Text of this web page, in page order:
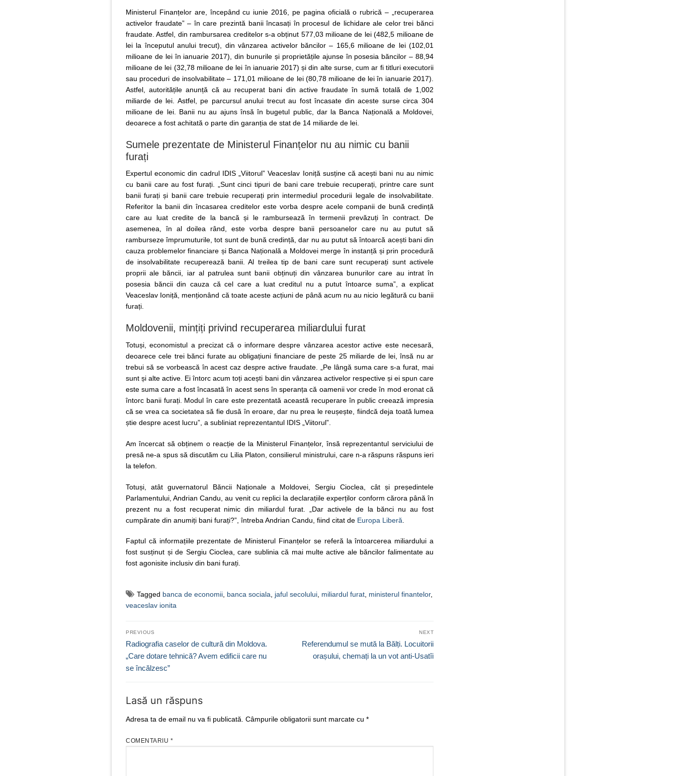
Ministerul Finanțelor are, începând cu iunie 2016, pe pagina oficială o rubrică – „recuperarea
activelor fraudate” – în care prezintă banii încasați în procesul de lichidare ale celor trei bănci
fraudate. Astfel, din rambursarea creditelor s-a obținut 577,03 milioane de lei (482,5 milioane de
lei la începutul anului trecut), din vânzarea activelor băncilor – 165,6 milioane de lei (102,01
milioane de lei în ianuarie 2017), din bunurile și proprietățile ajunse în posesia băncilor – 88,94
milioane de lei (32,78 milioane de lei în ianuarie 2017) și din alte surse, cum ar fi titluri executorii
sau proceduri de insolvabilitate – 171,01 milioane de lei (80,78 milioane de lei în ianuarie 2017).
Astfel, autoritățile anunță că au recuperat bani din active fraudate în sumă totală de 1,002
miliarde de lei. Astfel, pe parcursul anului trecut au fost încasate din aceste surse circa 304
milioane de lei. Banii nu au ajuns însă în bugetul public, dar la Banca Națională a Moldovei,
deoarece a fost achitată o parte din garanția de stat de 14 miliarde de lei.
Sumele prezentate de Ministerul Finanțelor nu au nimic cu banii
furați
Expertul economic din cadrul IDIS „Viitorul” Veaceslav Ioniță susține că acești bani nu au nimic
cu banii care au fost furați. „Sunt cinci tipuri de bani care trebuie recuperați, printre care sunt
banii furați și banii care trebuie recuperați prin intermediul procedurii legale de insolvabilitate.
Referitor la banii din încasarea creditelor este vorba despre acele companii de bună credință
care au luat credite de la bancă și le rambursează în termenii prevăzuți în contract. De
asemenea, în al doilea rând, este vorba despre banii persoanelor care nu au putut să
ramburseze împrumuturile, tot sunt de bună credință, dar nu au putut să întoarcă acești bani din
cauza problemelor financiare și Banca Națională a Moldovei merge în instanță și prin procedură
de insolvabilitate recuperează banii. Al treilea tip de bani care sunt recuperați sunt activele
proprii ale băncii, iar al patrulea sunt banii obținuți din vânzarea bunurilor care au intrat în
posesia băncii din cauza că cel care a luat creditul nu a putut întoarce suma”, a explicat
Veaceslav Ioniță, menționând că toate aceste acțiuni de până acum nu au nicio legătură cu banii
furați.
Moldovenii, mințiți privind recuperarea miliardului furat
Totuși, economistul a precizat că o informare despre vânzarea acestor active este necesară,
deoarece cele trei bănci furate au obligațiuni financiare de peste 25 miliarde de lei, însă nu ar
trebui să se vorbească în acest caz despre active fraudate. „Pe lângă suma care s-a furat, mai
sunt și alte active. Ei întorc acum toți acești bani din vânzarea activelor respective și ei spun care
este suma care a fost încasată în acest sens în speranța că oamenii vor crede în mod eronat că
întorc banii furați. Modul în care este prezentată această recuperare în public creează impresia
că se vrea ca societatea să fie dusă în eroare, dar nu prea le reușește, fiindcă deja toată lumea
știe despre acest lucru”, a subliniat reprezentantul IDIS „Viitorul”.
Am încercat să obținem o reacție de la Ministerul Finanțelor, însă reprezentantul serviciului de
presă ne-a spus să discutăm cu Lilia Platon, consilierul ministrului, care n-a răspuns răspuns ieri
la telefon.
Totuși, atât guvernatorul Băncii Naționale a Moldovei, Sergiu Cioclea, cât și președintele
Parlamentului, Andrian Candu, au venit cu replici la declarațiile experților conform cărora până în
prezent nu a fost recuperat nimic din miliardul furat. „Dar activele de la bănci nu au fost
cumpărate din anumiți bani furați?”, întreba Andrian Candu, fiind citat de Europa Liberă
Faptul că informațiile prezentate de Ministerul Finanțelor se referă la întoarcerea miliardului a
fost susținut și de Sergiu Cioclea, care sublinia că mai multe active ale băncilor falimentate au
fost agonisite inclusiv din bani furați.
Tagged banca de economii banca sociala jaful secolului miliardul furat ministerul finantelor,
veaceslav ionita
Navigare
în
articole
PREVIOUS
Previous
post:
Radiografia caselor de cultură din Moldova.
„Care dotare tehnică? Avem edificii care nu
se încălzesc”
NEXT
Next
post:
Referendumul se mută la Bălți. Locuitorii
orașului, chemați la un vot anti-Usatîi
Lasă un răspuns
Adresa ta de email nu va fi publicată. Câmpurile obligatorii sunt marcate cu *
COMENTARIU *